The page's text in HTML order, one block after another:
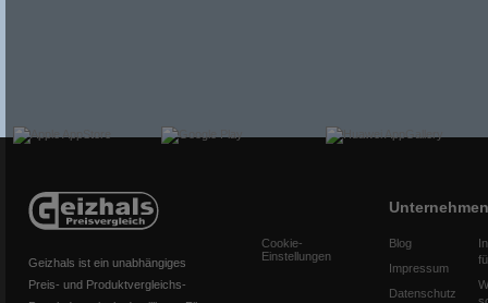
Geizhals ist ein unabhängiges
Preis- und Produktvergleichs-
Cookie-
Einstellungen
Unternehmen
Blog
Impressum
Datenschutz